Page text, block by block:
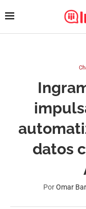
datos
PorOmar